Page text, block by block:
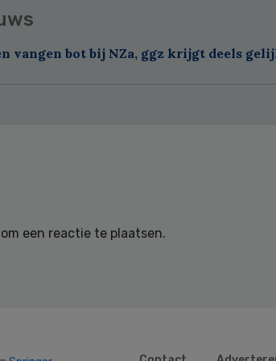
vangen bot bij NZa, ggz krijgt deels
om een reactie te plaatsen.